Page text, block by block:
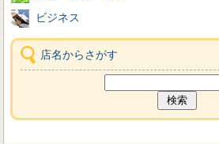
ビジネス
店名からさがす